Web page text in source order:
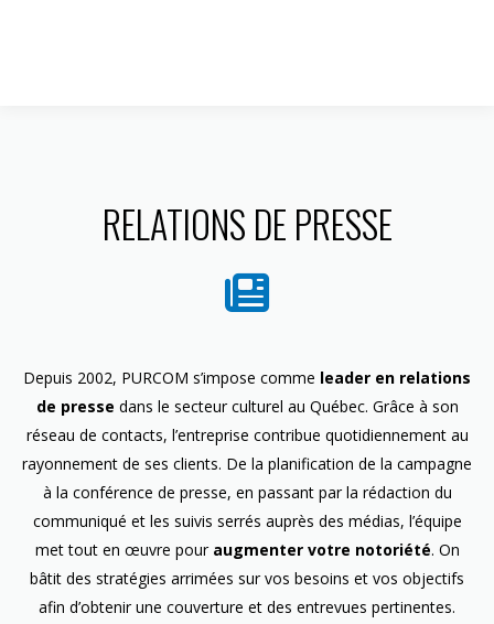
RELATIONS DE PRESSE
Depuis 2002, PURCOM s’impose comme leader en relations
de presse dans le secteur culturel au Québec. Grâce à son
réseau de contacts, l’entreprise contribue quotidiennement au
rayonnement de ses clients. De la planification de la campagne
à la conférence de presse, en passant par la rédaction du
communiqué et les suivis serrés auprès des médias, l’équipe
met tout en œuvre pour augmenter votre notoriété. On
bâtit des stratégies arrimées sur vos besoins et vos objectifs
afin d’obtenir une couverture et des entrevues pertinentes.